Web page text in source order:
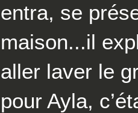
entra, se
maison...il
aller laver le
pour Ayla,